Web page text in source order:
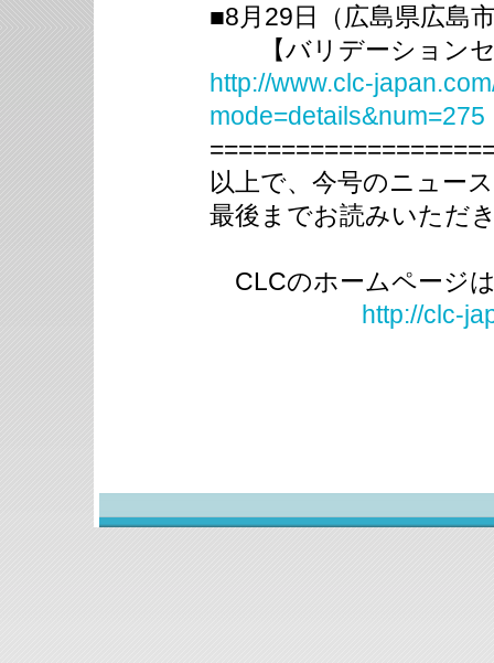
■8月29日（広島県広島
【バリデーションセ
http://www.clc-
mode=details&num=275
以上で、今号のニュー
最後までお読みいただ
CLCのホームページ
http://clc-